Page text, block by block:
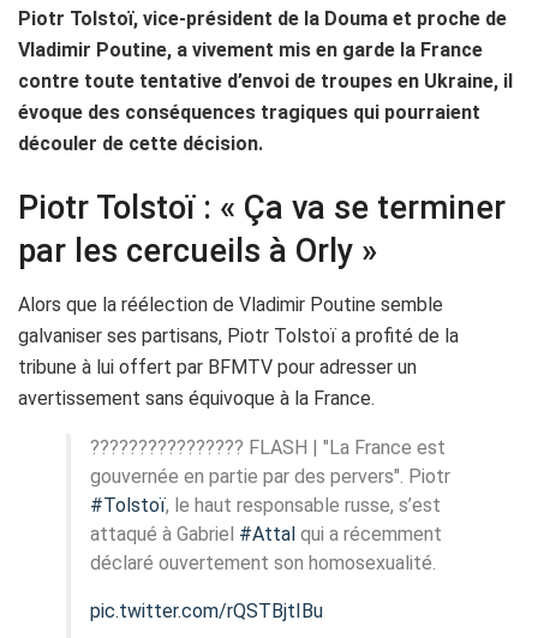
Piotr Tolstoï, vice-président de la Douma et proche de
Vladimir Poutine, a vivement mis en garde la France
contre toute tentative d’envoi de troupes en Ukraine, il
évoque des conséquences tragiques qui pourraient
découler de cette décision.
Piotr Tolstoï : « Ça va se terminer
par les cercueils à Orly »
Alors que la réélection de Vladimir Poutine semble
galvaniser ses partisans, Piotr Tolstoï a profité de la
tribune à lui offert par BFMTV pour adresser un
avertissement sans équivoque à la France.
???????????????? FLASH | "La France est
gouvernée en partie par des pervers". Piotr
#Tolstoï, le haut responsable russe, s’est
attaqué à Gabriel #Attal qui a récemment
déclaré ouvertement son homosexualité.
pic.twitter.com/rQSTBjtIBu